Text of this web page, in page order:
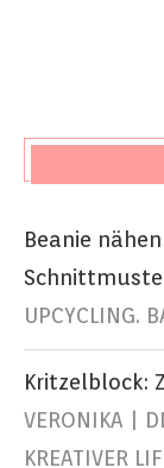
Beanie
UPCYCLING.
Kritzelblock:
VERONIKA |
KREATIVER